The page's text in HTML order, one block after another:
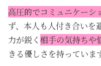
高圧的でコミュニケーシ
ず、本人も人付き合いを
力が鋭く 相手の気持ちや
きる優しさを持っていま